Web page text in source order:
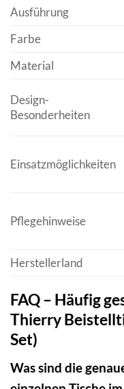
Ausführung
Farbe
Material
Design-
Besonderheiten
Einsatzmöglichkeiten
Pflegehinweise
Herstellerland
FAQ – Häufig
Thierry
Set)
Was sind die